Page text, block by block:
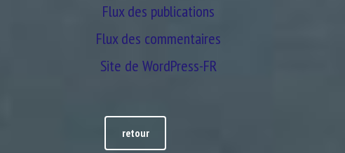
Flux des publications
Flux des commentaires
Site de WordPress-FR
retour